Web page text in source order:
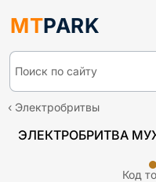
MTPARK
Поиск по сайту
Электробритвы
ЭЛЕКТРОБРИТВА
Код